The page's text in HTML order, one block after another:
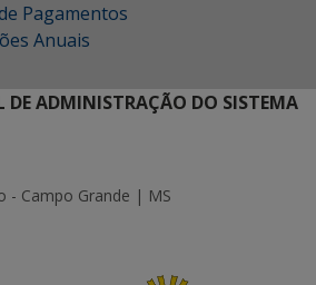
Pagamentos
Anuais
DE ADMINISTRAÇÃO DO SISTEMA
- Campo Grande | MS